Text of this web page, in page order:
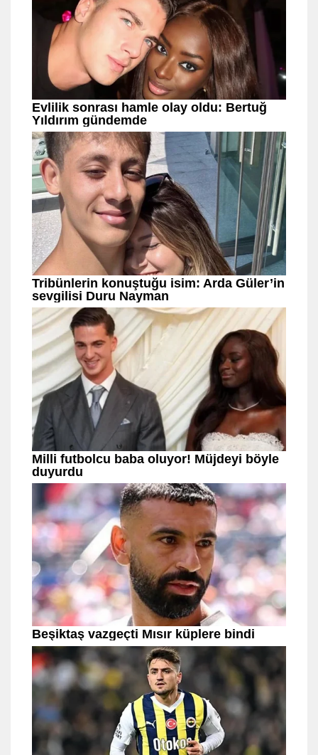
Etiketler: # resmigazete # ulaşım
# memur # gümrük # orman # karar